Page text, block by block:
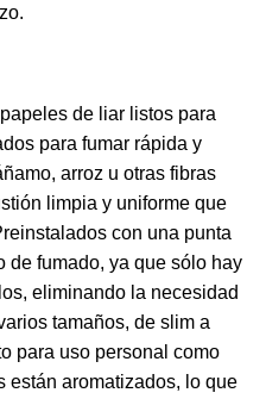
de liar listos para
para fumar rápida y
arroz u otras fibras
limpia y uniforme que
con una punta
de fumado, ya que sólo hay
eliminando la necesidad
tamaños, de slim a
para uso personal como
están aromatizados, lo que